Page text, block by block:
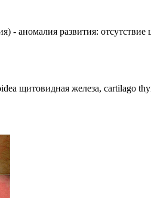
- аномалия развития:
щитовидная железа, cartilago